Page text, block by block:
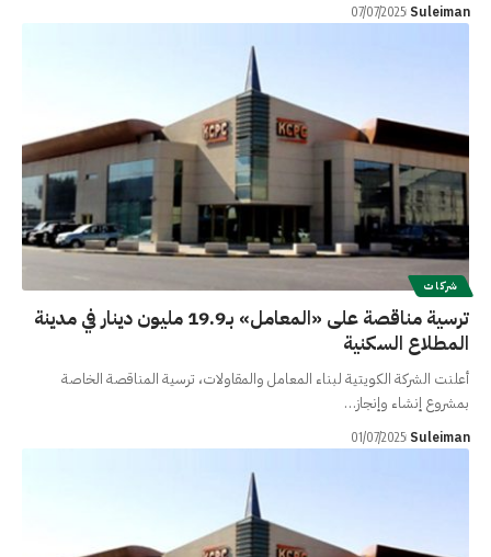
Suleiman
07/07/2025
شركات
ترسية مناقصة على «المعامل» بـ19.9 مليون دينار في مدينة
المطلاع السكنية
أعلنت الشركة الكويتية لبناء المعامل والمقاولات، ترسية المناقصة الخاصة
بمشروع إنشاء وإنجاز…
Suleiman
01/07/2025